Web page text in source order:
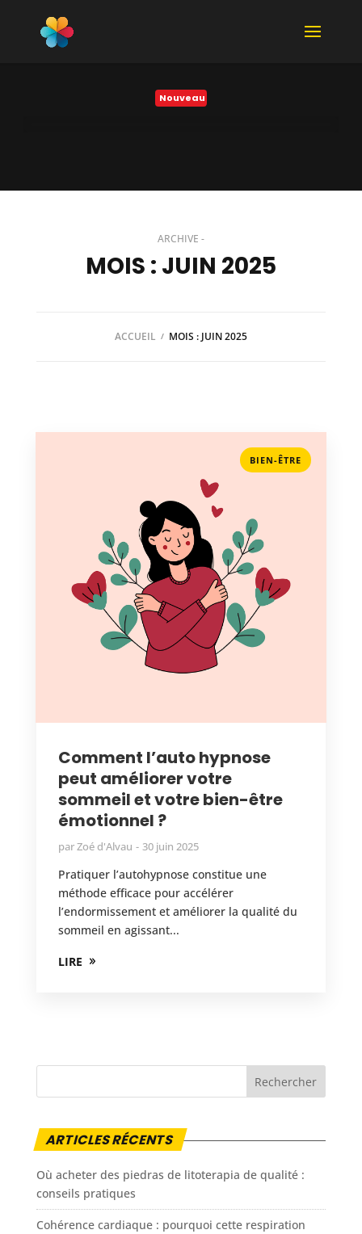
Nouveau
ARCHIVE -
MOIS : JUIN 2025
ACCUEIL MOIS : JUIN 2025
BIEN-ÊTRE
Comment l’auto hypnose
peut améliorer votre
sommeil et votre bien-être
émotionnel ?
par Zoé d'Alvau 30 juin 2025
Pratiquer l’autohypnose constitue une
méthode efficace pour accélérer
l’endormissement et améliorer la qualité du
sommeil en agissant...
LIRE
ARTICLES RÉCENTS
Où acheter des piedras de litoterapia de qualité :
conseils pratiques
Cohérence cardiaque : pourquoi cette respiration